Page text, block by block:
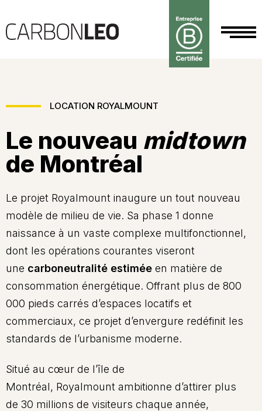
LOCATION ROYALMOUNT
Le nouveau midtown
de Montréal
Le projet Royalmount inaugure un tout nouveau
modèle de milieu de vie. Sa phase 1 donne
naissance à un vaste complexe multifonctionnel,
dont les opérations courantes viseront
une carboneutralité estimée en matière de
consommation énergétique. Offrant plus de 800
000 pieds carrés d’espaces locatifs et
commerciaux, ce projet d’envergure redéfinit les
standards de l’urbanisme moderne.
Situé au cœur de l’île de
Montréal, Royalmount ambitionne d’attirer plus
de 30 millions de visiteurs chaque année,